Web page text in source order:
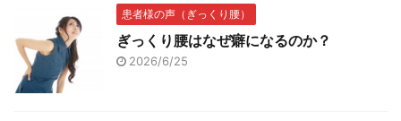
患者様の声（ぎっくり腰）
ぎっくり腰はなぜ癖になるのか？
2026/6/25